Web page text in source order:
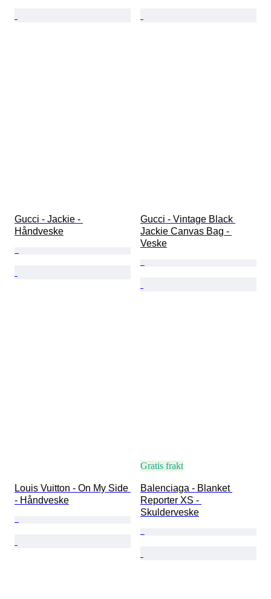
Gucci - Jackie -
Håndveske
Gucci - Vintage Black
Jackie Canvas Bag -
Veske
Louis Vuitton - On My Side
- Håndveske
Gratis frakt
Balenciaga - Blanket
Reporter XS -
Skulderveske